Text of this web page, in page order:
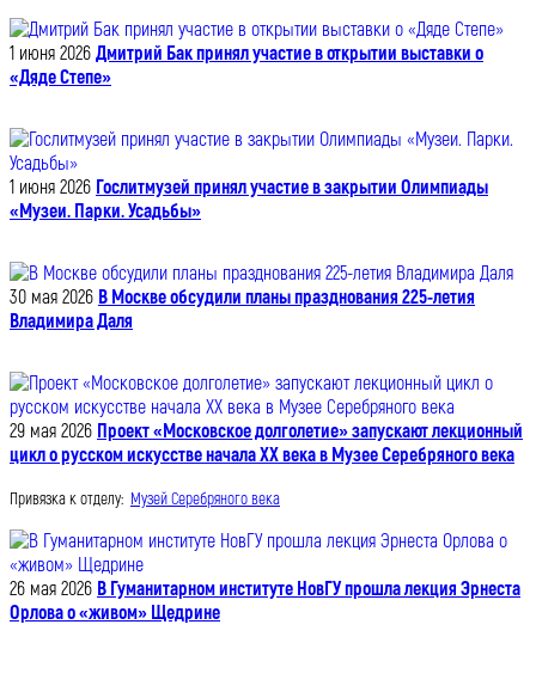
1 июня 2026 Дмитрий Бак принял участие в открытии выставки о
«Дяде Степе»
1 июня 2026 Гослитмузей принял участие в закрытии Олимпиады
«Музеи. Парки. Усадьбы»
30 мая 2026 В Москве обсудили планы празднования 225-летия
Владимира Даля
29 мая 2026 Проект «Московское долголетие» запускают лекционный
цикл о русском искусстве начала XX века в Музее Серебряного века
Привязка к отделу: Музей Серебряного века
26 мая 2026 В Гуманитарном институте НовГУ прошла лекция Эрнеста
Орлова о «живом» Щедрине